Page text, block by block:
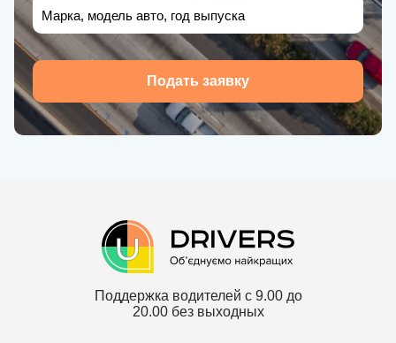
Марка, модель авто, год выпуска
Подать заявку
Поддержка водителей с 9.00 до
20.00 без выходных